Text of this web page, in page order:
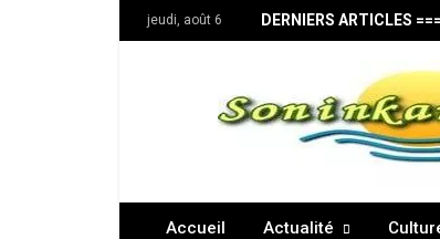
jeudi, août 6 DERNIERS ARTICLES
Accueil Actualité